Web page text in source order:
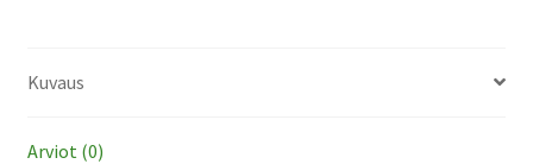
Kuvaus
Arviot (0)